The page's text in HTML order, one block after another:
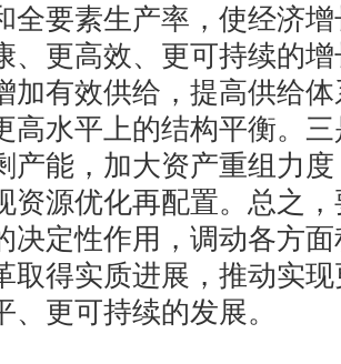
全要素生产率，使经济
、更高效、更可持续的
加有效供给，提高供给
高水平上的结构平衡。
产能，加大资产重组力
资源优化再配置。总之
决定性作用，调动各方
取得实质进展，推动实
、更可持续的发展。